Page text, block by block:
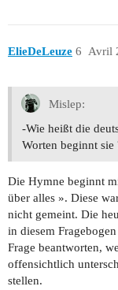
ElieDeLeuze Avril
6
Mislep:
-Wie heißt die
Worten beginnt sie
Die Hymne beginnt
über alles ». Diese
nicht gemeint. Die
in diesem
Frage beantworten,
offensichtlich
stellen.